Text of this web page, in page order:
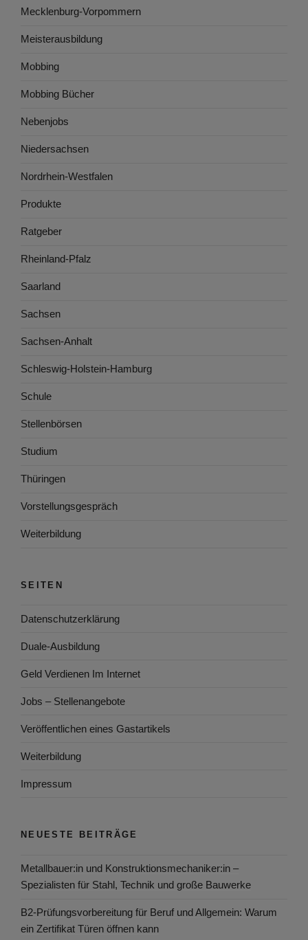
Mecklenburg-Vorpommern
Meisterausbildung
Mobbing
Mobbing Bücher
Nebenjobs
Niedersachsen
Nordrhein-Westfalen
Produkte
Ratgeber
Rheinland-Pfalz
Saarland
Sachsen
Sachsen-Anhalt
Schleswig-Holstein-Hamburg
Schule
Stellenbörsen
Studium
Thüringen
Vorstellungsgespräch
Weiterbildung
SEITEN
Datenschutzerklärung
Duale-Ausbildung
Geld Verdienen Im Internet
Jobs – Stellenangebote
Veröffentlichen eines Gastartikels
Weiterbildung
Impressum
NEUESTE BEITRÄGE
Metallbauer:in und Konstruktionsmechaniker:in –
Spezialisten für Stahl, Technik und große Bauwerke
B2-Prüfungsvorbereitung für Beruf und Allgemein: Warum
ein Zertifikat Türen öffnen kann